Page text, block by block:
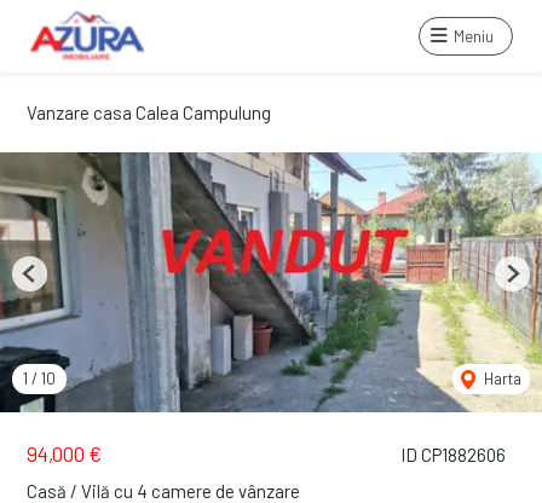
Meniu
Vanzare casa Calea Campulung
ID CP1882606
94,000 €
Casă / Vilă cu 4 camere de vânzare
1 / 10 Harta
Previous Next